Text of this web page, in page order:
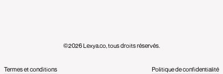
©2026 Lexya.co, tous droits réservés.
Termes et conditions Politique de confidentialité